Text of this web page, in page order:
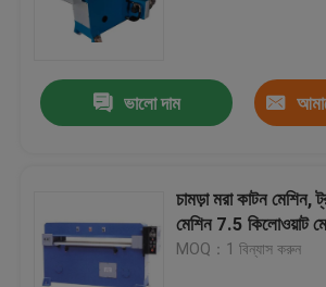
ভালো দাম
চামড়া মরা কাটন মেশিন,
মেশিন 7.5 কিলোওয়াট
MOQ：1 বিন্যাস করুন